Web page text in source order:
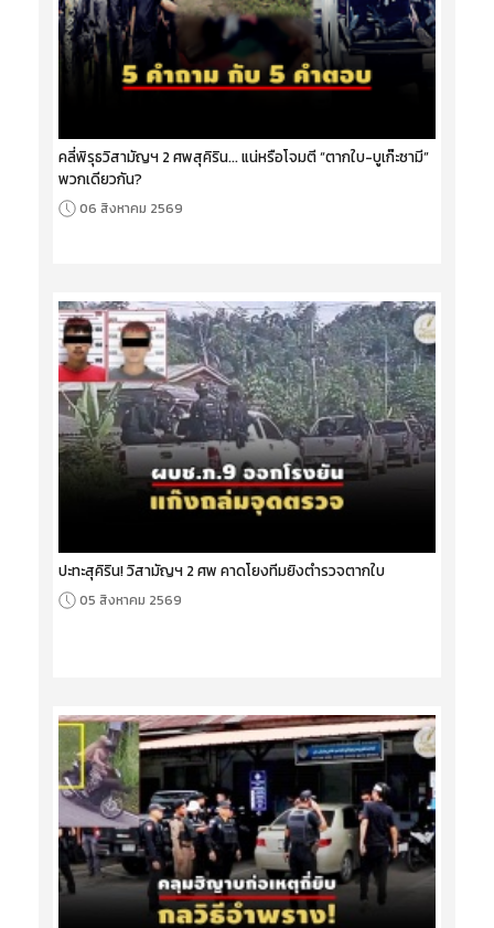
คลี่พิรุธวิสามัญฯ 2 ศพสุคิริน... แน่หรือโจมตี “ตากใบ-บูเก๊ะซามี”
พวกเดียวกัน?
06 สิงหาคม 2569
ปะทะสุคิริน! วิสามัญฯ 2 ศพ คาดโยงทีมยิงตำรวจตากใบ
05 สิงหาคม 2569